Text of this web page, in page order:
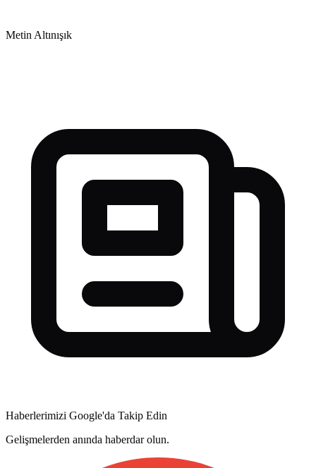
Metin Altınışık
Haberlerimizi Google'da Takip Edin
Gelişmelerden anında haberdar olun.